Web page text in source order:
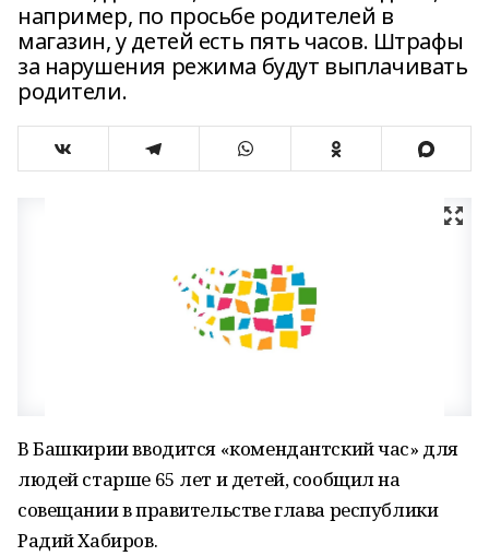
например, по просьбе родителей в
магазин, у детей есть пять часов. Штрафы
за нарушения режима будут выплачивать
родители.
В Башкирии вводится «комендантский час» для
людей старше 65 лет и детей, сообщил на
совещании в правительстве глава республики
Радий Хабиров.